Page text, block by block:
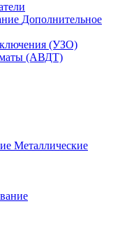
Дополнительное
(УЗО)
(АВДТ)
Металлические